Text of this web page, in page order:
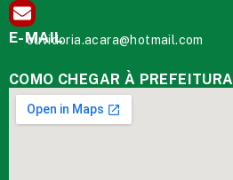
E-MAIL
ouvidoria.acara@hotmail.com
COMO CHEGAR À PREFEITURA